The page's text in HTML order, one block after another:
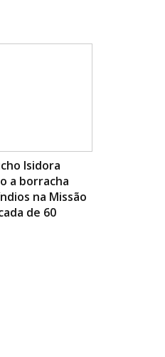
BUSCAR
Isidora
a borracha
na Missão
de 60